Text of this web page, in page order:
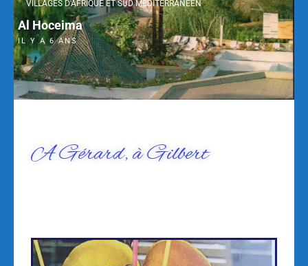
VILLAGES D'AFRIQUE ET SUD MÉDITERRANÉEN
Al Hoceima
IL Y A 6 ANS
A Gérard, à Gilbert